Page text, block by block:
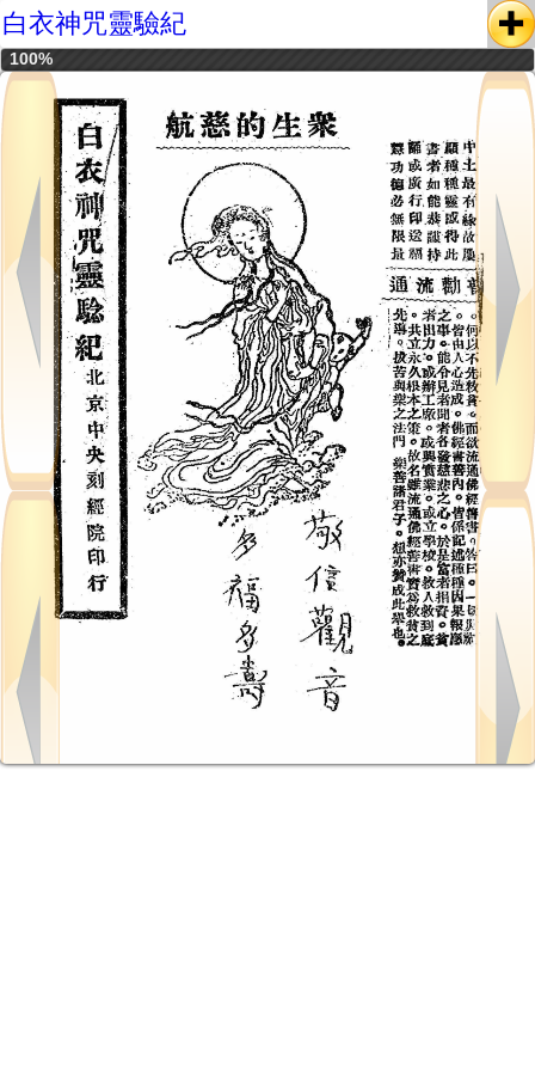
白衣神咒靈驗紀
100%